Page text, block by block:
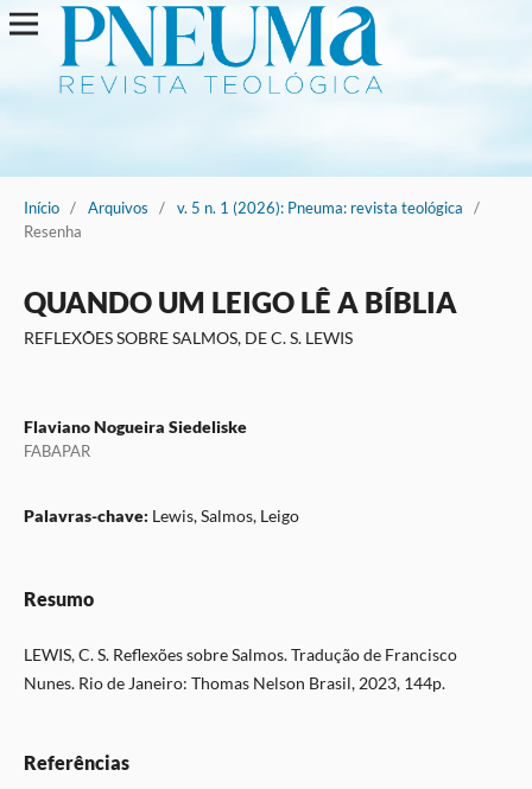
Início / Arquivos / v. 5 n. 1 (2026): Pneuma: revista teológica
/
Resenha
QUANDO UM LEIGO LÊ A BÍBLIA
REFLEXÕES SOBRE SALMOS, DE C. S. LEWIS
Flaviano Nogueira Siedeliske
FABAPAR
Palavras-chave: Lewis, Salmos, Leigo
Resumo
LEWIS, C. S. Reflexões sobre Salmos. Tradução de Francisco
Nunes. Rio de Janeiro: Thomas Nelson Brasil, 2023, 144p.
Referências